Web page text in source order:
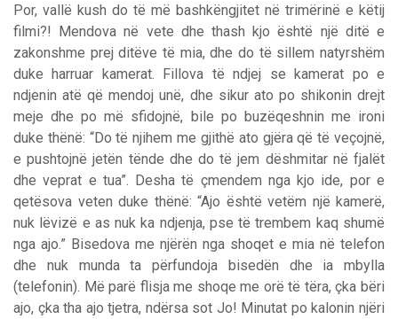
Por, vallë kush do të më bashkëngjitet në trimërinë e këtij
filmi?! Mendova në vete dhe thash kjo është një ditë e
zakonshme prej ditëve të mia, dhe do të sillem natyrshëm
duke harruar kamerat. Fillova të ndjej se kamerat po e
ndjenin atë që mendoj unë, dhe sikur ato po shikonin drejt
meje dhe po më sfidojnë, bile po buzëqeshnin me ironi
duke thënë: “Do të njihem me gjithë ato gjëra që të veçojnë,
e pushtojnë jetën tënde dhe do të jem dëshmitar në fjalët
dhe veprat e tua”. Desha të çmendem nga kjo ide, por e
qetësova veten duke thënë: “Ajo është vetëm një kamerë,
nuk lëvizë e as nuk ka ndjenja, pse të trembem kaq shumë
nga ajo.” Bisedova me njërën nga shoqet e mia në telefon
dhe nuk munda ta përfundoja bisedën dhe ia mbylla
(telefonin). Më parë flisja me shoqe me orë të tëra, çka bëri
ajo, çka tha ajo tjetra, ndërsa sot Jo! Minutat po kalonin njëri